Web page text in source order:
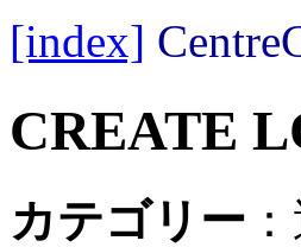
[index]
CREATE
カテゴリー